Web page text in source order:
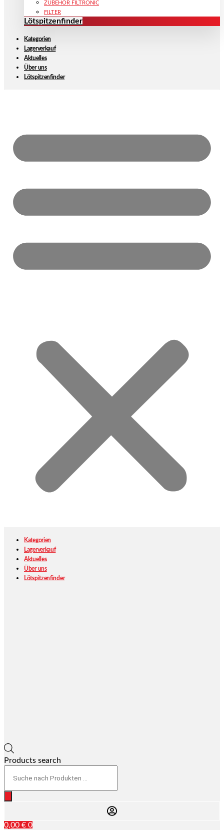
ZUBEHÖR FILTRONIC
FILTER
Lötspitzenfinder
Kategorien
Lagerverkauf
Aktuelles
Über uns
Lötspitzenfinder
Kategorien
Lagerverkauf
Aktuelles
Über uns
Lötspitzenfinder
Products search
0,00 € 0